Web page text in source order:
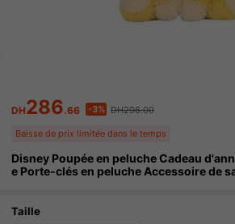
DH286.66 -3% DH296.00
Baisse de prix limitée dans le temps
Disney Poupée en peluche Cadeau
e Porte-clés en peluche Accessoire de
veur de fête
Taille